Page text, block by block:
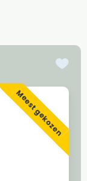
Meest gekozen